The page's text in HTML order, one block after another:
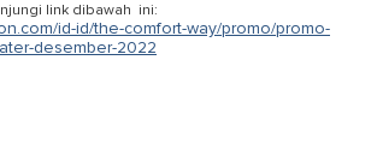
link dibawah ini:
id-id/the-comfort-way/promo/promo-
desember-2022